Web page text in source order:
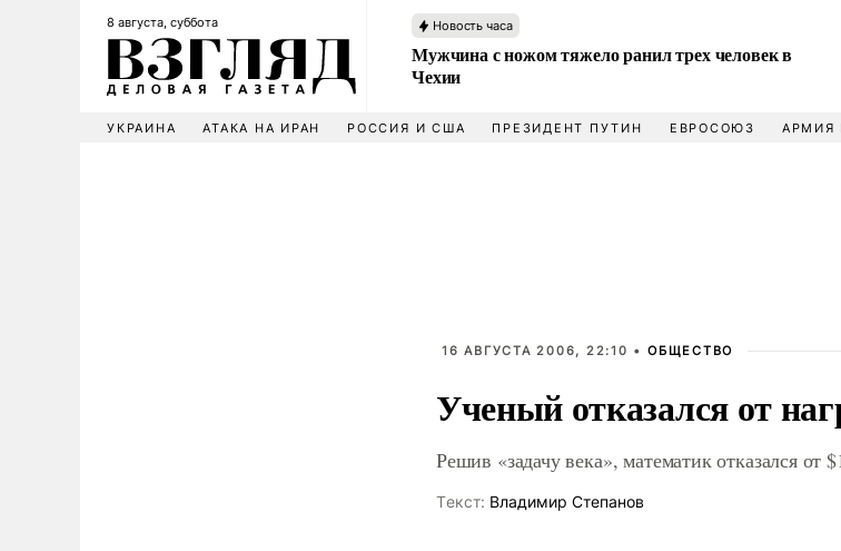
8 августа, суббота Новость часа
Мужчина с ножом тяжело ранил трех человек в
Чехии
УКРАИНА АТАКА НА ИРАН РОССИЯ И США ПРЕЗИДЕНТ ПУТИН ЕВРОСОЮЗ АРМИЯ
16 АВГУСТА 2006, 22:10 • ОБЩЕСТВО
Ученый отказался от
Решив «задачу века», математик отказался от
Tекст: Владимир Степанов